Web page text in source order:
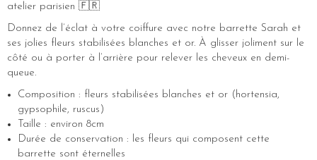
atelier parisien 🇫🇷
Donnez de l’éclat à votre coiffure avec notre barrette Sarah et
ses jolies fleurs stabilisées blanches et or. À glisser joliment sur le
côté ou à porter à l’arrière pour relever les cheveux en demi-
queue.
Composition : fleurs stabilisées blanches et or (hortensia,
gypsophile, ruscus)
Taille : environ 8cm
Durée de conservation : les fleurs qui composent cette
barrette sont éternelles